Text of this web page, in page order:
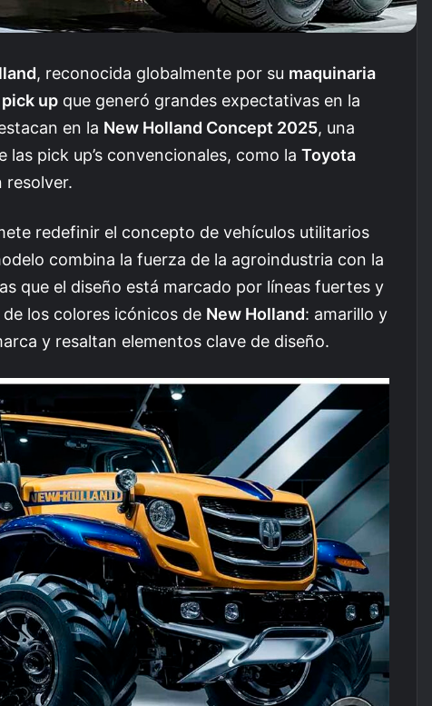
, reconocida globalmente por su maquinaria
pick up que generó grandes expectativas en la
en la New Holland Concept 2025, una
pick up’s convencionales, como la Toyota
resolver.
redefinir el concepto de vehículos utilitarios
combina la fuerza de la agroindustria con la
que el diseño está marcado por líneas fuertes y
los colores icónicos de New Holland: amarillo y
y resaltan elementos clave de diseño.